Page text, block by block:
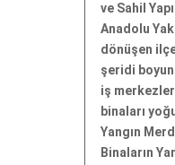
ve Sahil
Anadolu
dönüşen
şeridi
iş
binaları
Yangın
Binaların